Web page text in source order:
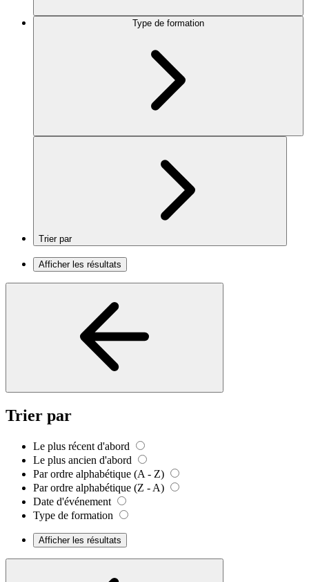
Type de formation
Trier par
Afficher les résultats
Trier par
Le plus récent d'abord
Le plus ancien d'abord
Par ordre alphabétique (A - Z)
Par ordre alphabétique (Z - A)
Date d'événement
Type de formation
Afficher les résultats